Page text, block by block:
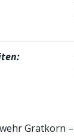
Gratkorn